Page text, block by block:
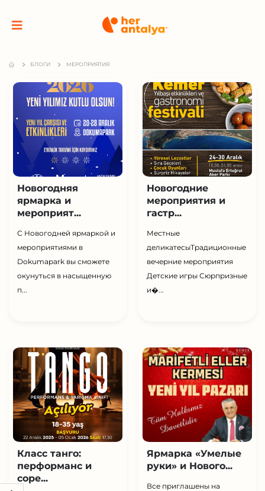
БЛОГИ МЕРОПРИЯТИЯ
Новогодняя
ярмарка и
мероприят...
С Новогодней ярмаркой и
мероприятиями в
Dokumapark вы сможете
окунуться в насыщенную
п...
Новогодние
мероприятия и
гастр...
Местные
деликатесыТрадиционные
вечерние мероприятия
Детские игры Сюрпризные
и�...
Класс танго:
перформанс и
соре...
Ярмарка «Умелые
руки» и Нового...
Все приглашены на